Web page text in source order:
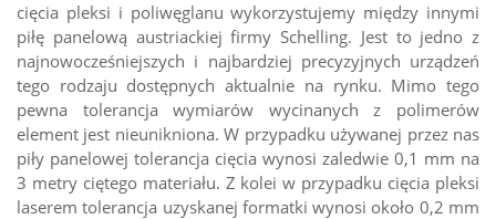
cięcia pleksi i poliwęglanu wykorzystujemy między innymi
piłę panelową austriackiej firmy Schelling. Jest to jedno z
najnowocześniejszych i najbardziej precyzyjnych urządzeń
tego rodzaju dostępnych aktualnie na rynku. Mimo tego
pewna tolerancja wymiarów wycinanych z polimerów
element jest nieunikniona. W przypadku używanej przez nas
piły panelowej tolerancja cięcia wynosi zaledwie 0,1 mm na
3 metry ciętego materiału. Z kolei w przypadku cięcia pleksi
laserem tolerancja uzyskanej formatki wynosi około 0,2 mm